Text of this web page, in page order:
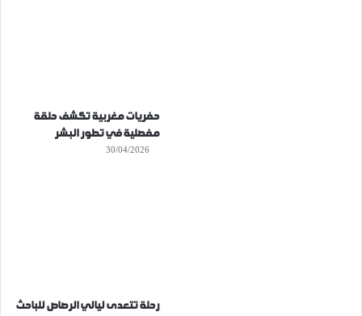
حفريات مغربية تكشف حلقة
مفصلية في تطور البشر
30/04/2026
رحلة تتعدى ليالي الرصاص للباحث